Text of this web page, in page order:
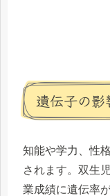
遺伝子の影
知能や学力、性
されます。双生
業成績に遺伝率